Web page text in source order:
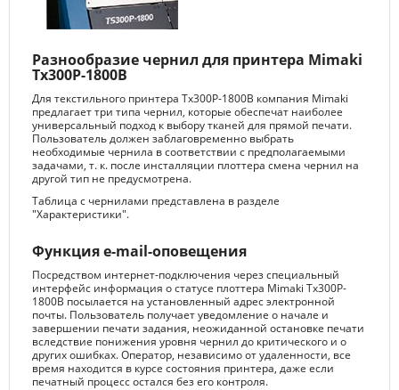
Разнообразие чернил для принтера Mimaki
Tx300P-1800B
Для текстильного принтера Tx300P-1800В компания Mimaki
предлагает три типа чернил, которые обеспечат наиболее
универсальный подход к выбору тканей для прямой печати.
Пользователь должен заблаговременно выбрать
необходимые чернила в соответствии с предполагаемыми
задачами, т. к. после инсталляции плоттера смена чернил на
другой тип не предусмотрена.
Таблица с чернилами представлена в разделе
"Характеристики".
Функция e-mail-оповещения
Посредством интернет-подключения через специальный
интерфейс информация о статусе плоттера Mimaki Tx300P-
1800B посылается на установленный адрес электронной
почты. Пользователь получает уведомление о начале и
завершении печати задания, неожиданной остановке печати
вследствие понижения уровня чернил до критического и о
других ошибках. Оператор, независимо от удаленности, все
время находится в курсе состояния принтера, даже если
печатный процесс остался без его контроля.